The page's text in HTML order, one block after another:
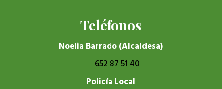
Teléfonos
Noelia Barrado (Alcaldesa)
652 87 51 40
Policía Local